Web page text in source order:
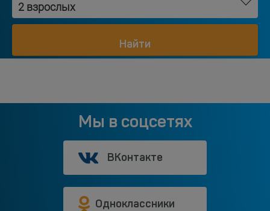
2 взрослых
Найти
Мы в соцсетях
ВКонтакте
Одноклассники